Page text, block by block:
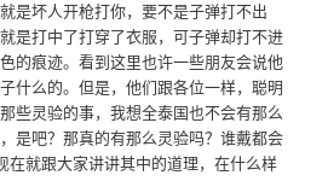
是坏人开枪打你，要不是子弹打不出
是打中了打穿了衣服，可子弹却打不进
的痕迹。看到这里也许一些朋友会说他
什么的。但是，他们跟各位一样，聪明
些灵验的事，我想全泰国也不会有那么
是吧？那真的有那么灵验吗？谁戴都会
在就跟大家讲讲其中的道理，在什么样